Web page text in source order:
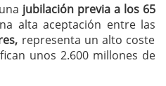
jubilación previa a los 65
alta aceptación entre las
representa un alto coste
unos 2.600 millones de